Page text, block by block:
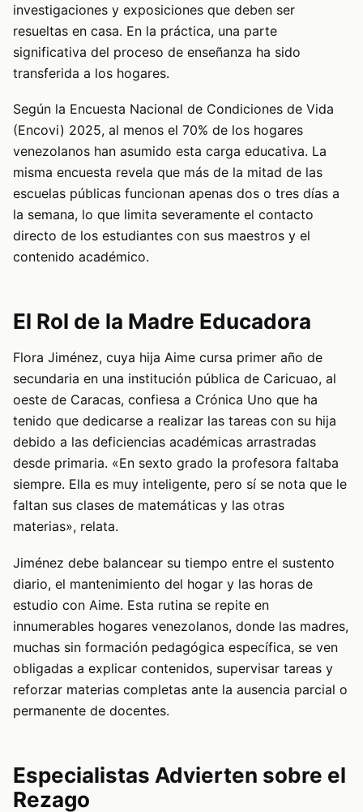
investigaciones y exposiciones que deben ser
resueltas en casa. En la práctica, una parte
significativa del proceso de enseñanza ha sido
transferida a los hogares.
Según la Encuesta Nacional de Condiciones de Vida
(Encovi) 2025, al menos el 70% de los hogares
venezolanos han asumido esta carga educativa. La
misma encuesta revela que más de la mitad de las
escuelas públicas funcionan apenas dos o tres días a
la semana, lo que limita severamente el contacto
directo de los estudiantes con sus maestros y el
contenido académico.
El Rol de la Madre Educadora
Flora Jiménez, cuya hija Aime cursa primer año de
secundaria en una institución pública de Caricuao, al
oeste de Caracas, confiesa a Crónica Uno que ha
tenido que dedicarse a realizar las tareas con su hija
debido a las deficiencias académicas arrastradas
desde primaria. «En sexto grado la profesora faltaba
siempre. Ella es muy inteligente, pero sí se nota que le
faltan sus clases de matemáticas y las otras
materias», relata.
Jiménez debe balancear su tiempo entre el sustento
diario, el mantenimiento del hogar y las horas de
estudio con Aime. Esta rutina se repite en
innumerables hogares venezolanos, donde las madres,
muchas sin formación pedagógica específica, se ven
obligadas a explicar contenidos, supervisar tareas y
reforzar materias completas ante la ausencia parcial o
permanente de docentes.
Especialistas Advierten sobre el
Rezago